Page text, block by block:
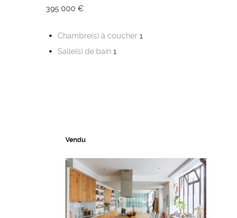
395 000 €
Chambre(s) à coucher 1
Salle(s) de bain 1
Vendu